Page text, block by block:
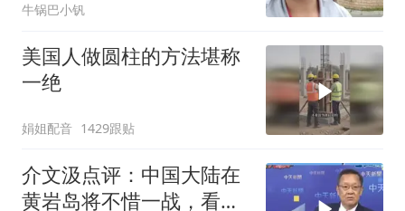
牛锅巴小钒
美国人做圆柱的方法堪称
一绝
娟姐配音 1429跟贴
介文汲点评：中国大陆在
黄岩岛将不惜一战，看你